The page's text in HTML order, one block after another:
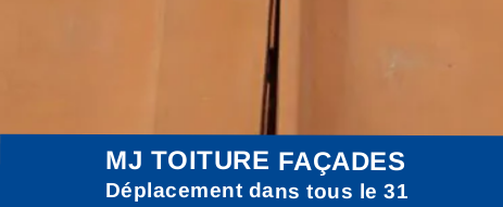
MJ TOITURE FAÇADES
Déplacement dans tous le 31